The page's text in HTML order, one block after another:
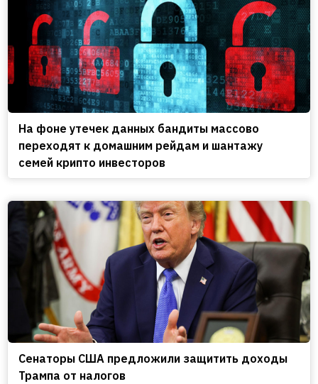
На фоне утечек данных бандиты массово
переходят к домашним рейдам и шантажу
семей крипто инвесторов
Сенаторы США предложили защитить доходы
Трампа от налогов